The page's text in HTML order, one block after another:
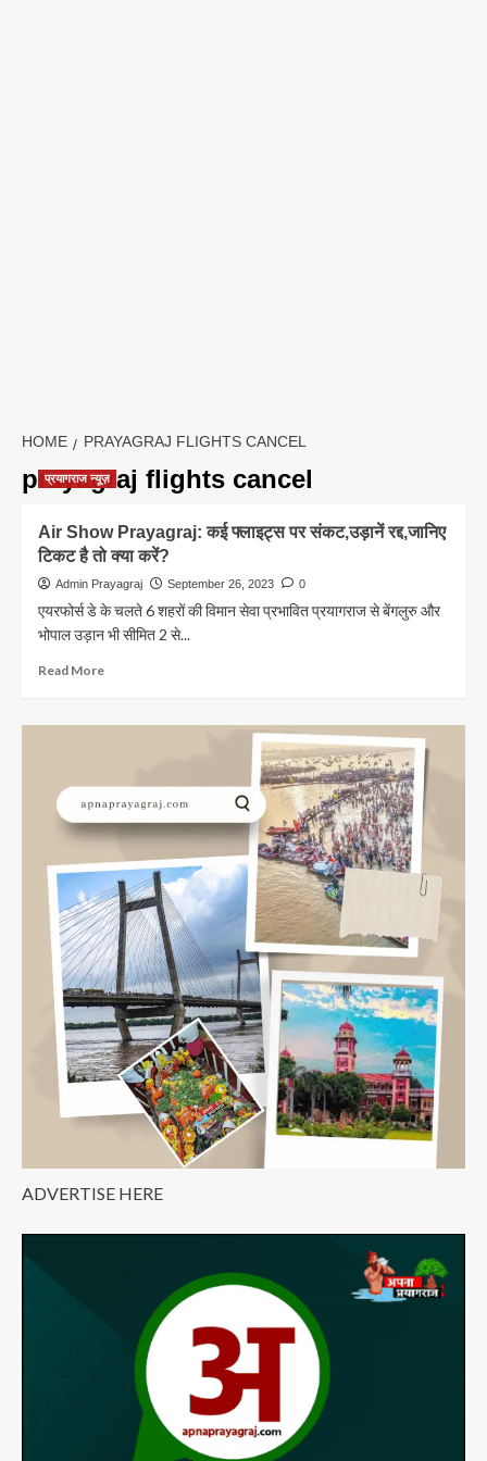
HOME PRAYAGRAJ FLIGHTS CANCEL
prayagraj flights cancel
प्रयागराज न्यूज़
Air Show Prayagraj: कई फ्लाइट्स पर संकट,उड़ानें रद्द,जानिए
टिकट है तो क्या करें?
Admin Prayagraj September 26, 2023 0
एयरफोर्स डे के चलते 6 शहरों की विमान सेवा प्रभावित प्रयागराज से बेंगलुरु और
भोपाल उड़ान भी सीमित 2 से...
Read MoreRead
Air
कई
फ्लाइट्स
पर
रद्द,जानिए
टिकट
है
तो
क्या
करें?
ADVERTISE HERE